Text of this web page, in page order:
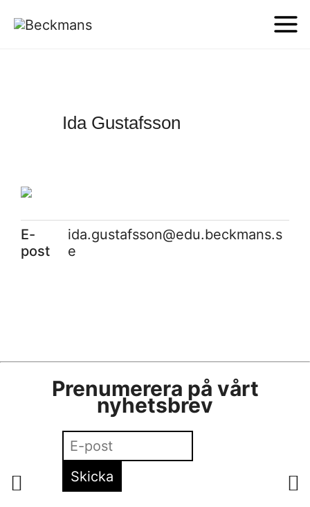
Ida Gustafsson
E-
post
ida.gustafsson@edu.beckmans.s
e
Prenumerera på vårt
nyhetsbrev